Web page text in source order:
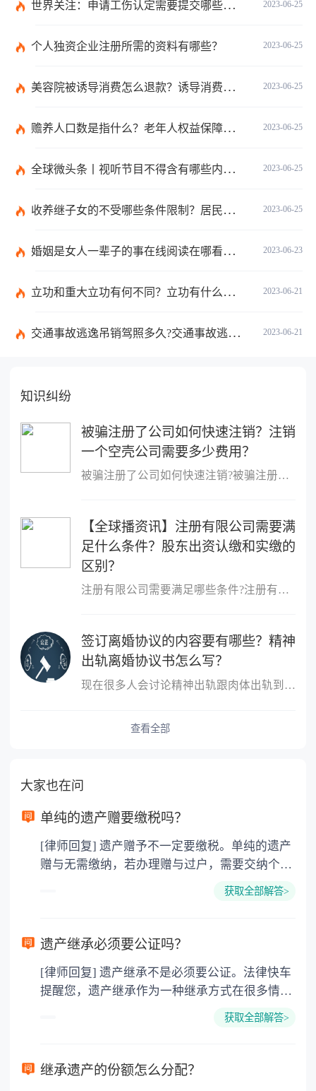
2023-06-25
世界关注：申请工伤认定需要提交哪些材料？提出工伤认定申请依据是什么？
2023-06-25
个人独资企业注册所需的资料有哪些？
2023-06-25
美容院被诱导消费怎么退款？诱导消费多少钱可以立案？ 当前短讯
2023-06-25
赡养人口数是指什么？老年人权益保障法第十四条的内容是什么？
2023-06-25
全球微头条丨视听节目不得含有哪些内容？网络视听监管新规的内容是什么？
2023-06-25
收养继子女的不受哪些条件限制？居民收养登记不受限制的情形有哪些？_热议
2023-06-23
婚姻是女人一辈子的事在线阅读在哪看？婚姻是女人一辈子的事讲的什么？|环球今日报
2023-06-21
立功和重大立功有何不同？立功有什么好处？
2023-06-21
交通事故逃逸吊销驾照多久?交通事故逃逸的认定标准是什么?-世界独家
知识纠纷
被骗注册了公司如何快速注销？注销
一个空壳公司需要多少费用？
被骗注册了公司如何快速注销?被骗注册公司想注销该公司的注销流程：
【全球播资讯】注册有限公司需要满
足什么条件？股东出资认缴和实缴的
区别？
注册有限公司需要满足哪些条件?注册有限公司需要满足什么条件?1、股
签订离婚协议的内容要有哪些？精神
出轨离婚协议书怎么写？
现在很多人会讨论精神出轨跟肉体出轨到底哪个更严重？这个不同的人
查看全部
大家也在问
单纯的遗产赠要缴税吗？
[律师回复] 遗产赠予不一定要缴税。单纯的遗产
赠与无需缴纳，若办理赠与过户，需要交纳个人
所得税、契税和公证费。赠与过户是没有增值税
要缴纳公证费，具体如下： 1. 公证费：按房
3. 印花税：按房屋评估价的0.05%缴纳 4. 土
地增值税：按房价1%缴纳 5. 房屋产权登记费：
获取全部解答>
遗产继承必须要公证吗？
[律师回复] 遗产继承不是必须要公证。法律快车
提醒您，遗产继承作为一种继承方式在很多情况
下都是不需要公证的，当然，如果需要公正的也
以防对财产继承发生纠纷，可以对遗产继承进行
获取全部解答>
继承遗产的份额怎么分配？